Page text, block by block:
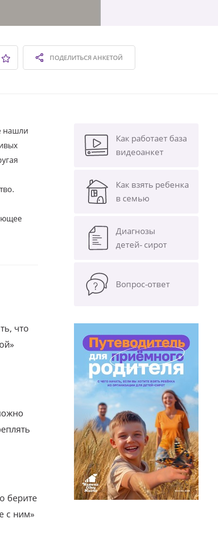
ПОДЕЛИТЬСЯАНКЕТОЙ
нашли
что
берите
с ним»
Как работает база
видеоанкет
Как взять ребенка
в семью
Диагнозы
детей- сирот
Вопрос-ответ